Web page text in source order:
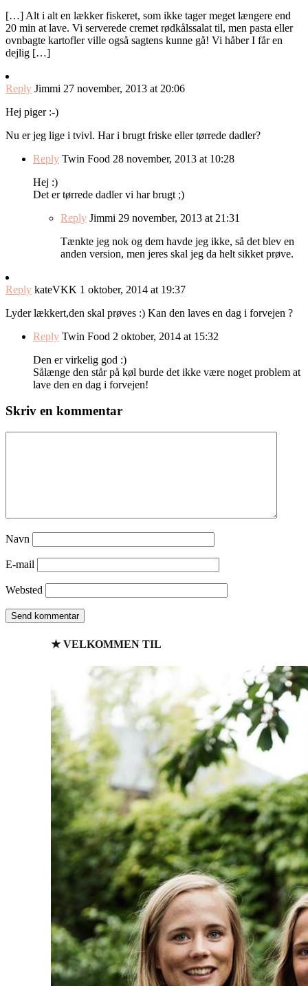
[…] Alt i alt en lækker fiskeret, som ikke tager meget længere end
20 min at lave. Vi serverede cremet rødkålssalat til, men pasta eller
ovnbagte kartofler ville også sagtens kunne gå! Vi håber I får en
dejlig […]
Reply Jimmi 27 november, 2013 at 20:06
Hej piger :-)
Nu er jeg lige i tvivl. Har i brugt friske eller tørrede dadler?
Reply Twin Food 28 november, 2013 at 10:28
Hej :)
Det er tørrede dadler vi har brugt ;)
Reply Jimmi 29 november, 2013 at 21:31
Tænkte jeg nok og dem havde jeg ikke, så det blev en
anden version, men jeres skal jeg da helt sikket prøve.
Reply kateVKK 1 oktober, 2014 at 19:37
Lyder lækkert,den skal prøves :) Kan den laves en dag i forvejen ?
Reply Twin Food 2 oktober, 2014 at 15:32
Den er virkelig god :)
Sålænge den står på køl burde det ikke være noget problem at
lave den en dag i forvejen!
Skriv en kommentar
Navn
E-mail
Websted
★ VELKOMMEN TIL